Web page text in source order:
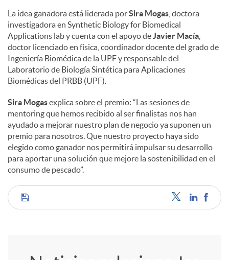
La idea ganadora está liderada porSira Mogas , doctora
investigadora en Synthetic Biology for Biomedical
Applications lab y cuenta con el apoyo deJavier Macía
doctor licenciado en física, coordinador docente del grado de
Ingeniería Biomédica de la UPF y responsable del
Laboratorio de Biología Sintética para Aplicaciones
Biomédicas del PRBB (UPF).
Sira Mogasexplica sobre el premio: “Las sesiones de
mentoring que hemos recibido al ser finalistas nos han
ayudado a mejorar nuestro plan de negocio ya suponen un
premio para nosotros. Que nuestro proyecto haya sido
elegido como ganador nos permitirá impulsar su desarrollo
para aportar una solución que mejore la sostenibilidad en el
consumo de pescado”.
C